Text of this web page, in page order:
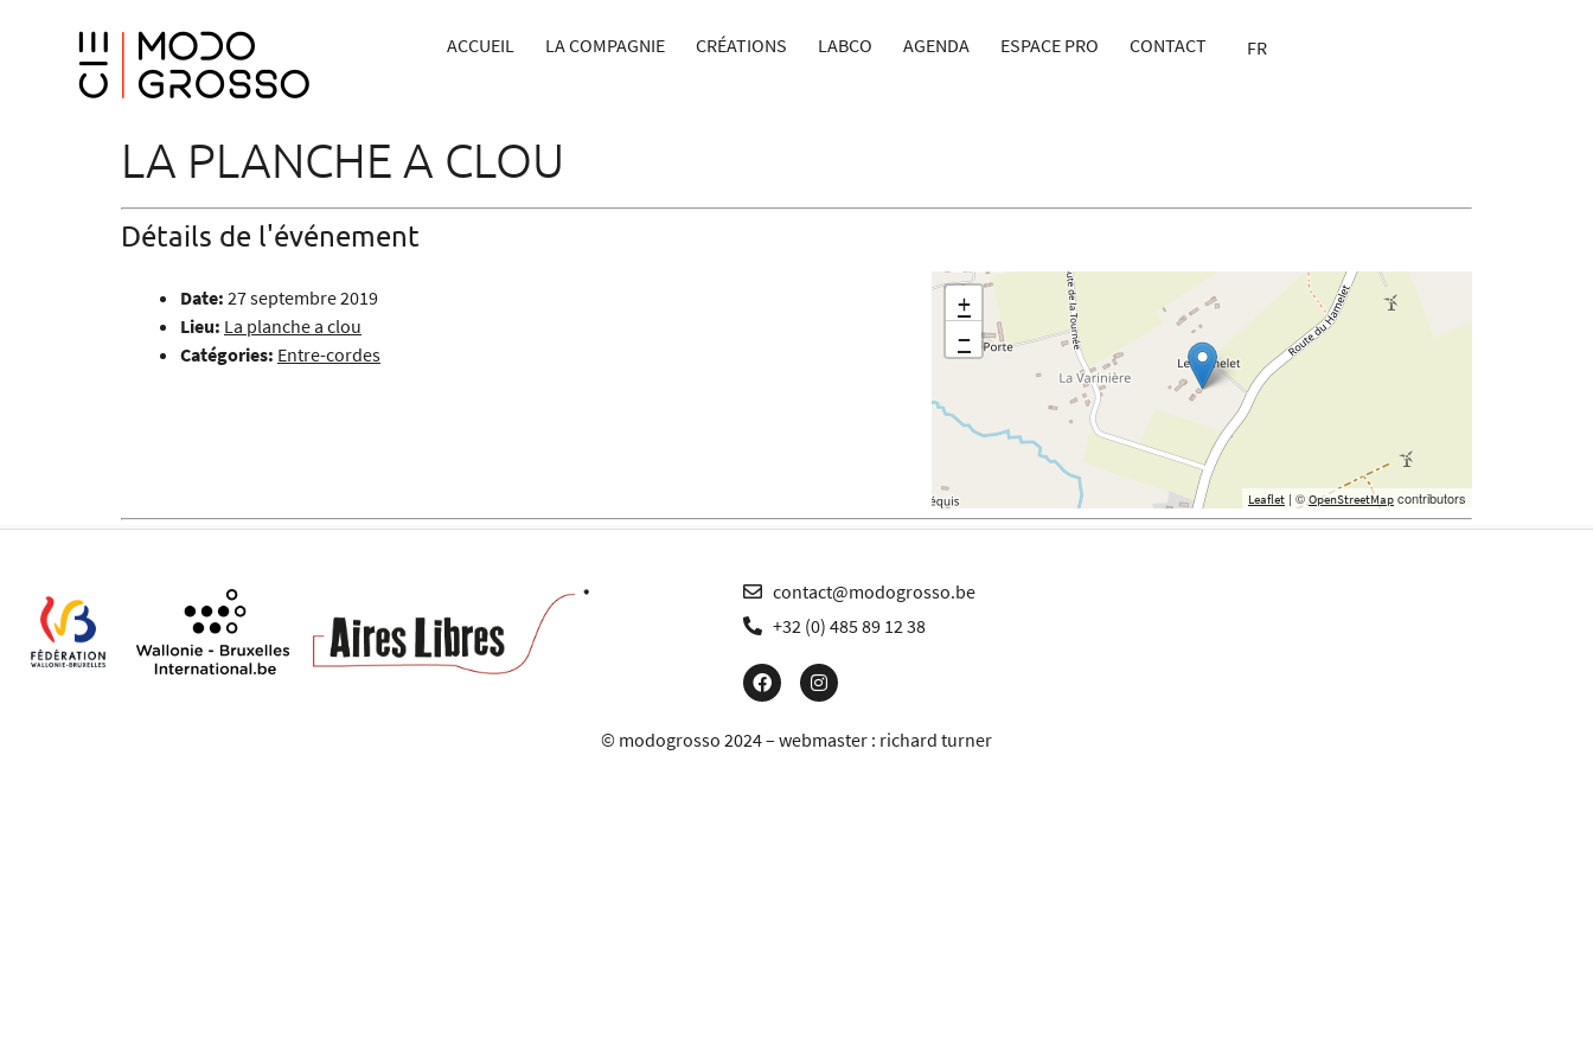
ACCUEIL LA COMPAGNIE CRÉATIONS LABCO AGENDA ESPACE PRO CONTACT FR
LA PLANCHE A CLOU
Détails de l'événement
Date: 27 septembre 2019
Lieu: La planche a clou
Catégories: Entre-cordes
+
−
Leaflet | © OpenStreetMap contributors
contact@modogrosso.be
+32 (0) 485 89 12 38
© modogrosso 2024 – webmaster : richard turner